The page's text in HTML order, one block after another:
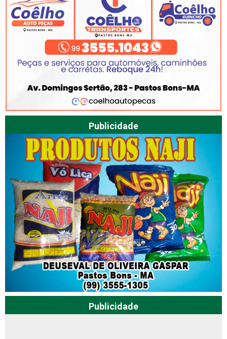
Publicidade
Publicidade